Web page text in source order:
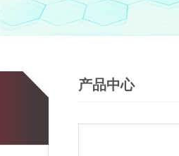
产品中心